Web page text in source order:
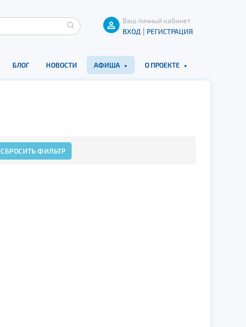
Ваш личный кабинет
ВХОД | РЕГИСТРАЦИЯ
БЛОГ НОВОСТИ АФИША О ПРОЕКТЕ
СБРОСИТЬ ФИЛЬТР